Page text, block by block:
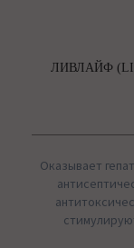
ЛИВЛАЙФ
Оказывает